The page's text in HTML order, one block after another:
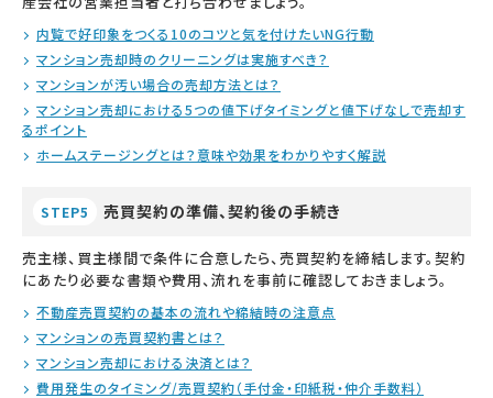
内覧で好印象をつくる10のコツと気を付けたいNG行動
マンション売却時のクリーニングは実施すべき？
マンションが汚い場合の売却方法とは？
マンション売却における5つの値下げタイミングと値下げなしで売却す
るポイント
ホームステージングとは？意味や効果をわかりやすく解説
STEP5 売買契約の準備、契約後の手続き
売主様、買主様間で条件に合意したら、売買契約を締結します。契約
にあたり必要な書類や費用、流れを事前に確認しておきましょう。
不動産売買契約の基本の流れや締結時の注意点
マンションの売買契約書とは？
マンション売却における決済とは？
費用発生のタイミング/売買契約（手付金・印紙税・仲介手数料）